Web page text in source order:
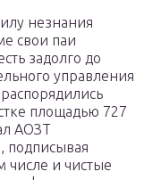
незнания
свои паи
задолго до
управления
площадью 727
АОЗТ
подписывая
числе и чистые